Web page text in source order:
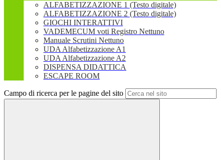
ALFABETIZZAZIONE 1 (Testo digitale)
ALFABETIZZAZIONE 2 (Testo digitale)
GIOCHI INTERATTIVI
VADEMECUM voti Registro Nettuno
Manuale Scrutini Nettuno
UDA Alfabetizzazione A1
UDA Alfabetizzazione A2
DISPENSA DIDATTICA
ESCAPE ROOM
Campo di ricerca per le pagine del sito